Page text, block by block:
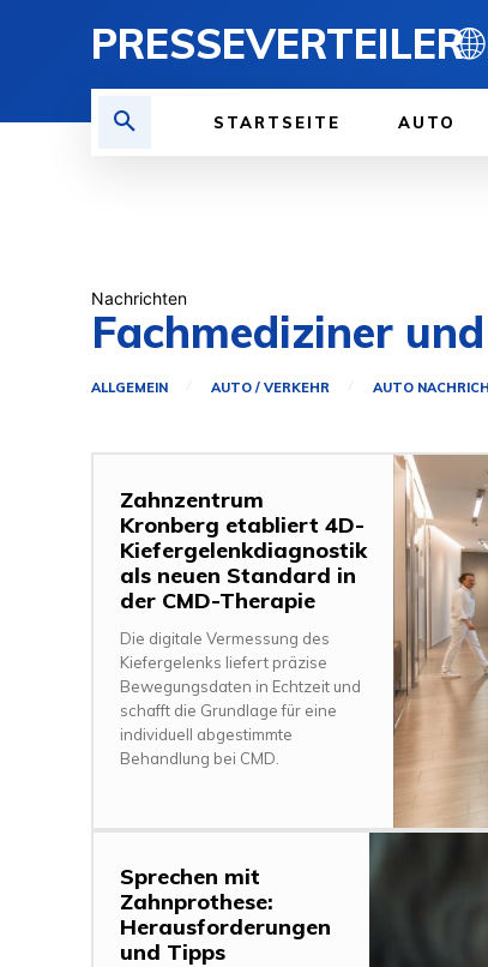
PRESSEVERTEILER
STARTSEITE AUTO
Nachrichten
Fachmediziner
ALLGEMEIN AUTO / VERKEHR AUTO
Zahnzentrum
Kronberg etabliert 4D-
Kiefergelenkdiagnostik
als neuen Standard in
der CMD-Therapie
Die digitale Vermessung des
Kiefergelenks liefert präzise
Bewegungsdaten in Echtzeit und
schafft die Grundlage für eine
individuell abgestimmte
Behandlung bei CMD.
Sprechen mit
Zahnprothese:
Herausforderungen
und Tipps